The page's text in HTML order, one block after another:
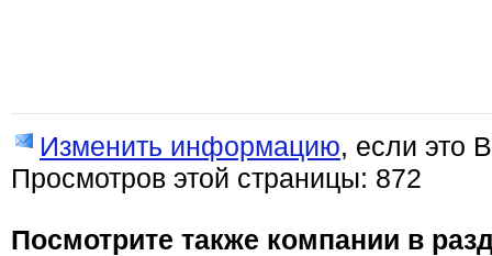
Изменить информацию, если это
Просмотров этой страницы: 872
Посмотрите также компании в